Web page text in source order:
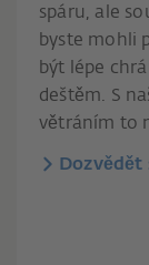
spáru, ale
byste mohli
být lépe
deštěm. S
větráním to
Dozvědět